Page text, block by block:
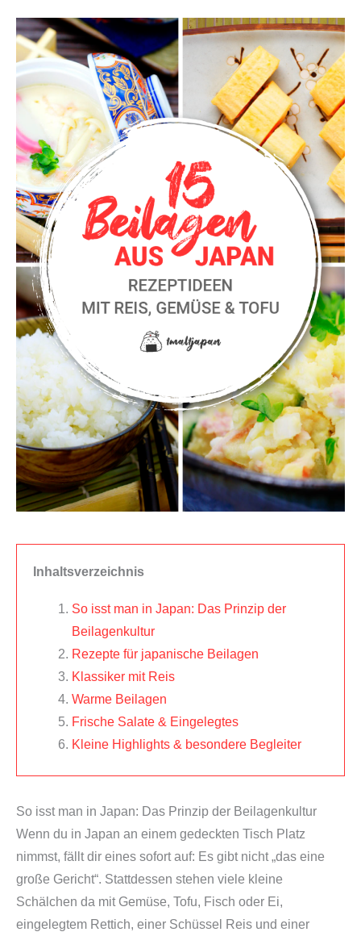
Inhaltsverzeichnis
So isst man in Japan: Das Prinzip der
Beilagenkultur
Rezepte für japanische Beilagen
Klassiker mit Reis
Warme Beilagen
Frische Salate & Eingelegtes
Kleine Highlights & besondere Begleiter
So isst man in Japan: Das Prinzip der Beilagenkultur
Wenn du in Japan an einem gedeckten Tisch Platz
nimmst, fällt dir eines sofort auf: Es gibt nicht „das eine
große Gericht“. Stattdessen stehen viele kleine
Schälchen da mit Gemüse, Tofu, Fisch oder Ei,
eingelegtem Rettich, einer Schüssel Reis und einer